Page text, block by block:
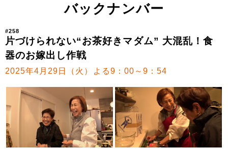
バックナンバー
#258
片づけられない“お茶好きマダム” 大混乱！食
器のお嫁出し作戦
2025年4月29日（火）よる9：00～9：54